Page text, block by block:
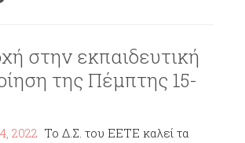
στην εκπαιδευτική
της Πέμπτης 15-
2022 Το Δ.Σ. του ΕΕΤΕ καλεί τα